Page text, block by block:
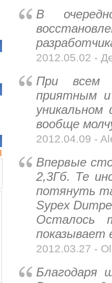
В
2012.05.02 -
При всем
приятным
вообще
2012.04.09 -
Впервые
2,3Гб. Те
потянуть
Sypex
Осталось
показывает
2012.03.27 -
Благодаря